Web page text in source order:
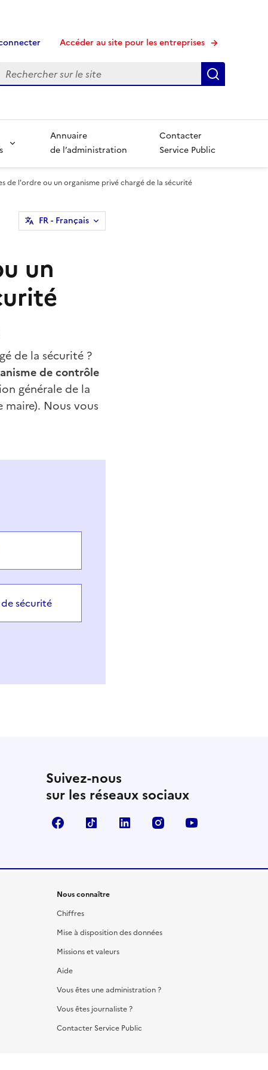
Accéder au site pour les entreprises
Recherche
Annuaire
de l’administration
Contacter
Service Public
de l'ordre ou un organisme privé chargé de la sécurité
FR- Français
un
de la sécurité ?
de contrôle
générale de la
Nous vous
sécurité
Suivez-nous
sur les réseaux sociaux
FacebookTikTok LinkedIn Instagram
Nous connaître
Chiffres
Mise à disposition des données
Missions et valeurs
Aide
Vous êtes une administration ?
Vous êtes journaliste ?
Contacter Service Public